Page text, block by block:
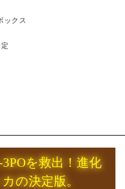
ックス
を救出！進化
の決定版。